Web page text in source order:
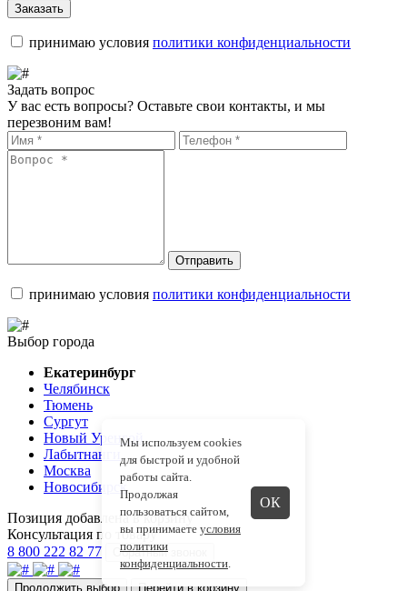
Заказать
принимаю условия политики конфиденциальности
Задать вопрос
У вас есть вопросы? Оставьте свои контакты, и мы
перезвоним вам!
Отправить
принимаю условия политики конфиденциальности
Выбор города
Екатеринбург
Челябинск
Тюмень
Сургут
Новый Уренгой
Лабытнанги
Москва
Новосибирск
Позиция добавлена в корзину
Консультация по товару
8 800 222 82 77
Обратный звонок
Продолжить выбор Перейти в корзину
Мы используем cookies
для быстрой и удобной
работы сайта.
Продолжая
пользоваться сайтом,
вы принимаете условия
политики
конфиденциальности.
ОК